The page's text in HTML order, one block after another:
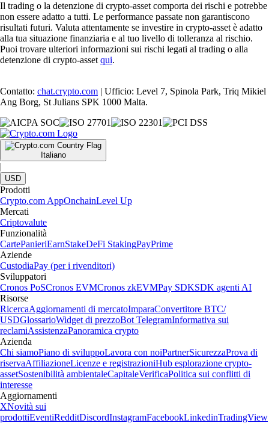
Il trading o la detenzione di crypto-asset comporta dei rischi e potrebbe
non essere adatto a tutti. Le performance passate non garantiscono
risultati futuri. Valuta attentamente se investire in crypto-asset è adatto
alla tua situazione finanziaria e al tuo livello di tolleranza al rischio.
Puoi trovare ulteriori informazioni sui rischi legati al trading o alla
detenzione di crypto-asset qui.
Contatto: chat.crypto.com | Ufficio: Level 7, Spinola Park, Triq Mikiel
Ang Borg, St Julians SPK 1000 Malta.
Italiano
|
USD
Prodotti
Crypto.com AppOnchainLevel Up
Mercati
Criptovalute
Funzionalità
CartePanieriEarnStakeDeFi StakingPayPrime
Aziende
CustodiaPay (per i rivenditori)
Sviluppatori
Cronos PoSCronos EVMCronos zkEVMPay SDKSDK agenti AI
Risorse
RicercaAggiornamenti di mercatoImparaConvertitore BTC/
USDGlossarioWidget di prezzoBot TelegramInformativa sui
reclamiAssistenzaPanoramica crypto
Azienda
Chi siamoPiano di sviluppoLavora con noiPartnerSicurezzaProva di
riservaAffiliazioneLicenze e registrazioniHub esplorazione crypto-
assetSostenibilità ambientaleCapitaleVerificaPolitica sui conflitti di
interesse
Aggiornamenti
XNovità sui
prodottiEventiRedditDiscordInstagramFacebookLinkedinTradingView